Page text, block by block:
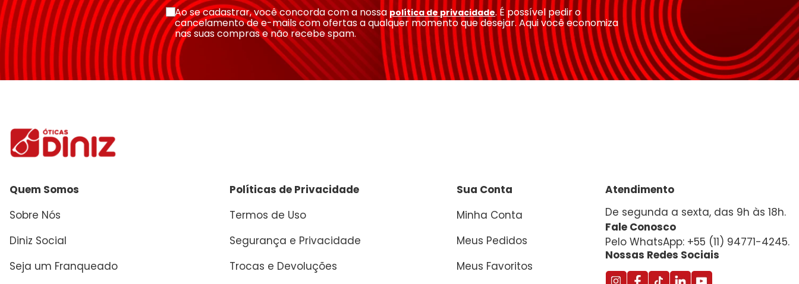
Escreva uma avaliação Ao se cadastrar, você concorda com a nossa política de privacidade. É possível pedir o
cancelamento de e-mails com ofertas a qualquer momento que desejar. Aqui você economiza
nas suas compras e não recebe spam.
Quem Somos
Sobre Nós
Diniz Social
Seja um Franqueado
Políticas de Privacidade
Termos de Uso
Segurança e Privacidade
Trocas e Devoluções
Sua Conta
Minha Conta
Meus Pedidos
Meus Favoritos
Atendimento
De segunda a sexta, das 9h às 18h.
Fale Conosco
Pelo WhatsApp: +55 (11) 94771-4245.
Nossas Redes Sociais